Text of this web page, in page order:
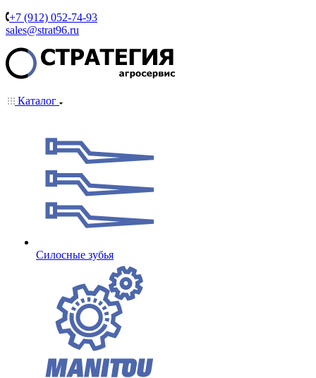
+7 (912) 052-74-93
sales@strat96.ru
Каталог
Cилосные зубья